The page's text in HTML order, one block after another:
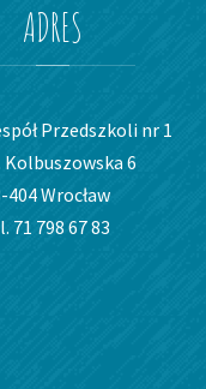
ADRES
Przedszkoli nr 1
Kolbuszowska 6
404 Wrocław
71 798 67 83